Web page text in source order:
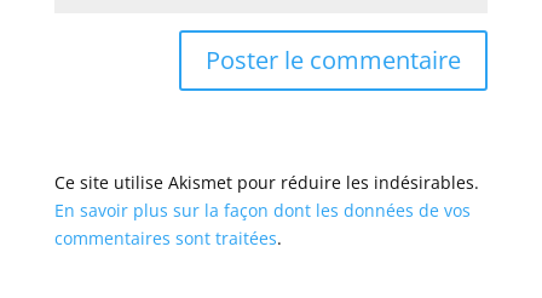
Ce site utilise Akismet pour réduire les indésirables.
En savoir plus sur la façon dont les données de vos
commentaires sont traitées.